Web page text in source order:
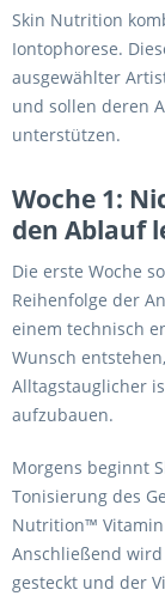
Skin Nutrition
Iontophorese.
ausgewählter
und sollen deren
unterstützen.
Woche 1:
den Ablauf
Die erste Woche
Reihenfolge der
einem technisch
Wunsch
Alltagstauglicher
aufzubauen.
Morgens beginnt
Tonisierung des
Nutrition™ Vitamin
Anschließend
gesteckt und der